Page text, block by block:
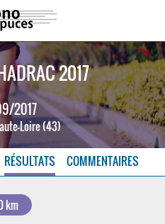
2017
2017
Loire (43)
RÉSULTATS COMMENTAIRES
km